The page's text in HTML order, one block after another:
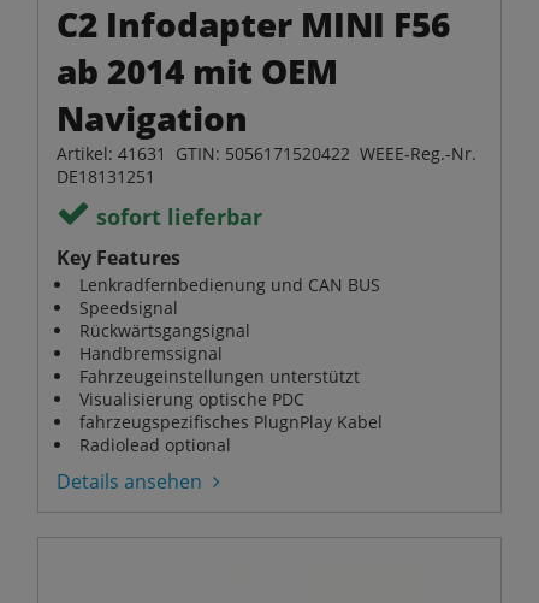
C2 Infodapter MINI F56
ab 2014 mit OEM
Navigation
Artikel: 41631 GTIN: 5056171520422 WEEE-Reg.-Nr.
DE18131251
sofort lieferbar
Key Features
Lenkradfernbedienung und CAN BUS
Speedsignal
Rückwärtsgangsignal
Handbremssignal
Fahrzeugeinstellungen unterstützt
Visualisierung optische PDC
fahrzeugspezifisches PlugnPlay Kabel
Radiolead optional
Details ansehen